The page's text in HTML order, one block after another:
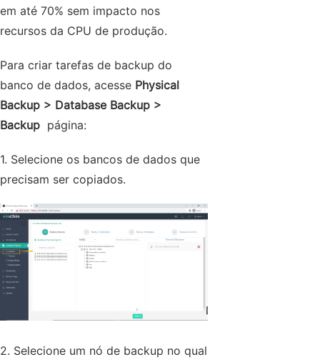
em até 70% sem impacto nos
recursos da CPU de produção.
Para criar tarefas de backup do
banco de dados, acesse Physical
Backup > Database Backup >
Backup página:
1. Selecione os bancos de dados que
precisam ser copiados.
2. Selecione um nó de backup no qual